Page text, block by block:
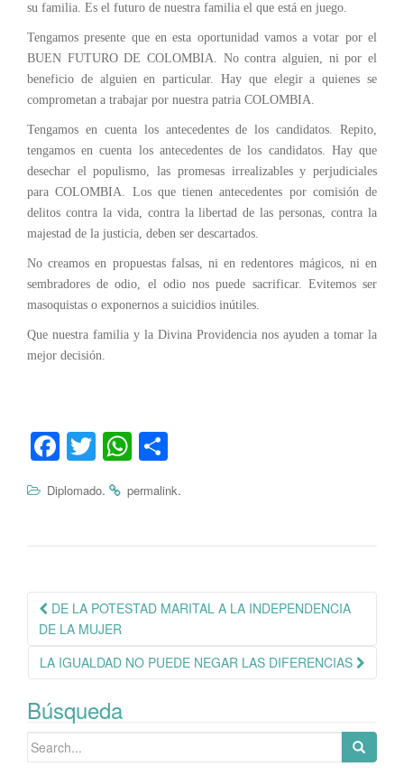
su familia. Es el futuro de nuestra familia el que está en juego.
Tengamos presente que en esta oportunidad vamos a votar por el
BUEN FUTURO DE COLOMBIA. No contra alguien, ni por el
beneficio de alguien en particular. Hay que elegir a quienes se
comprometan a trabajar por nuestra patria COLOMBIA.
Tengamos en cuenta los antecedentes de los candidatos. Repito,
tengamos en cuenta los antecedentes de los candidatos. Hay que
desechar el populismo, las promesas irrealizables y perjudiciales
para COLOMBIA. Los que tienen antecedentes por comisión de
delitos contra la vida, contra la libertad de las personas, contra la
majestad de la justicia, deben ser descartados.
No creamos en propuestas falsas, ni en redentores mágicos, ni en
sembradores de odio, el odio nos puede sacrificar. Evitemos ser
masoquistas o exponernos a suicidios inútiles.
Que nuestra familia y la Divina Providencia nos ayuden a tomar la
mejor decisión.
Fa
bo
T
tte
W
ts
m
Diplomado. permalink.
Navegación
de
publicación
DE LA POTESTAD MARITAL A LA INDEPENDENCIA
DE LA MUJER
LA IGUALDAD NO PUEDE NEGAR LAS DIFERENCIAS
Búsqueda
Search